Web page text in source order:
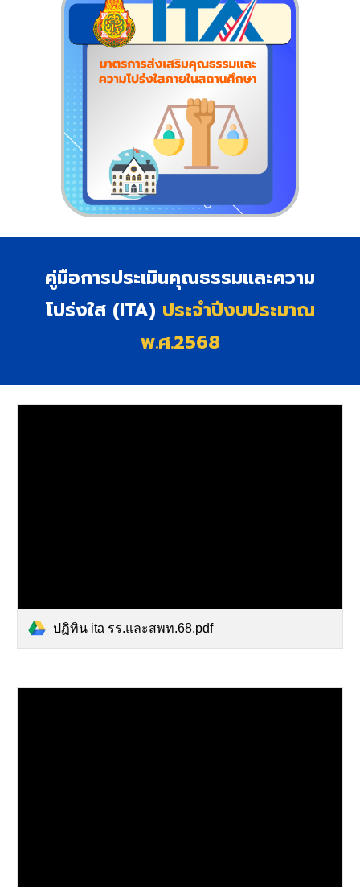
คู่มือการประเมินคุณธรรมและความ
โปร่งใส (ITA) ประจำปีงบประมาณ
พ.ศ.2568
ปฏิทิน ita รร.และสพท.68.pdf